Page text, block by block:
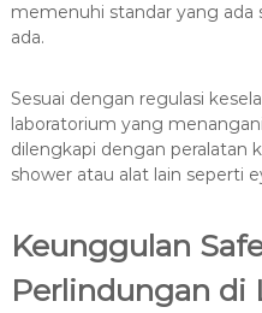
memenuhi standar yang
ada.
Sesuai dengan regulasi
laboratorium yang
dilengkapi dengan peralatan
shower atau alat lain seperti
Keunggulan
Perlindungan di